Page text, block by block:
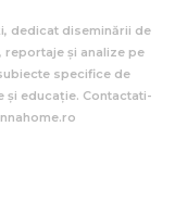
dedicat diseminării de
și analize pe
specifice de
și educație. Contactati-